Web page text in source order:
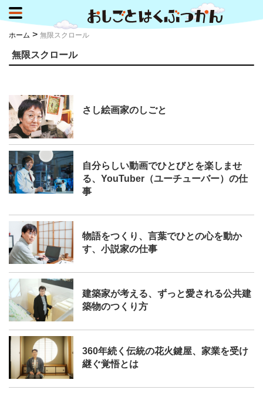
ホーム > 無限スクロール
無限スクロール
さし絵画家のしごと
自分らしい動画でひとびとを楽しませ
る、YouTuber（ユーチューバー）の仕
事
物語をつくり、言葉でひとの心を動か
す、小説家の仕事
建築家が考える、ずっと愛される公共建
築物のつくり方
360年続く伝統の花火鍵屋、家業を受け
継ぐ覚悟とは